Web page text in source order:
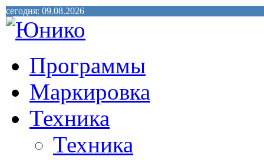
сегодня: 09.08.2026
Программы
Маркировка
Техника
Техника